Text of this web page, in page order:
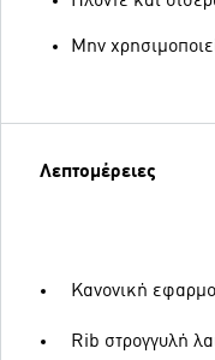
Μην
Λεπτομέρειες
Κανονική
Rib στρογγυλή